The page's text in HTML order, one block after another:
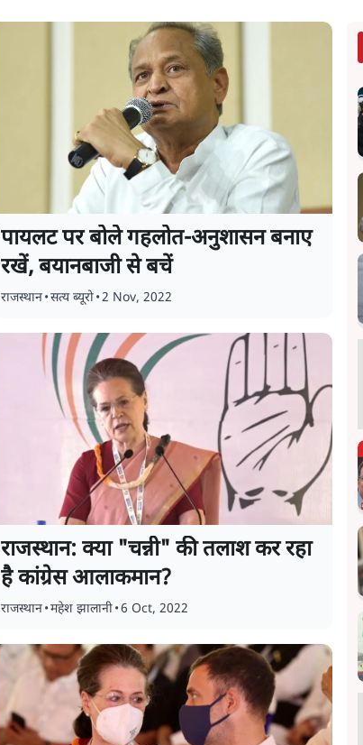
पायलट पर बोले गहलोत-अनुशासन बनाए
रखें, बयानबाजी से बचें
राजस्थान•सत्य ब्यूरो•2 Nov, 2022
राजस्थान: क्या "चन्नी" की तलाश कर रहा
है कांग्रेस आलाकमान?
राजस्थान•महेश झालानी•6 Oct, 2022